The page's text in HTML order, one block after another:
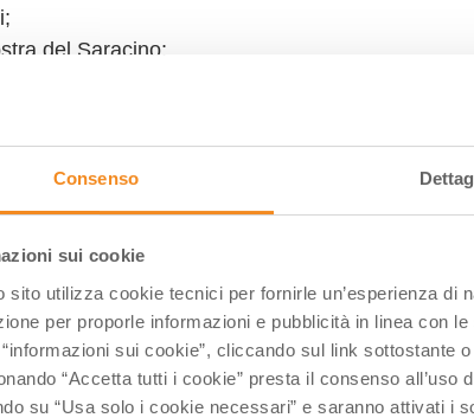
Consenso
sui cookie
sito utilizza cookie tecnici per fornirle un’esperienza di
per proporle informazioni e pubblicità in linea con
sui cookie”, cliccando sul link sottostante
“Accetta tutti i cookie” presta il consenso
su “Usa solo i cookie necessari” e saranno attivati i
del Saracino;
Lauro;
Storici e Corte Roveresca di Mondavio
Ricasoli
vie del borgo e a seguire Sfida dei Balestrieri